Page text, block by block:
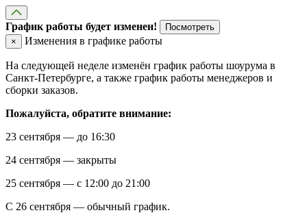
График работы будет изменен!
Посмотреть
×
Изменения в графике работы
На следующей неделе изменён график работы шоурума в
Санкт-Петербурге, а также график работы менеджеров и
сборки заказов.
Пожалуйста, обратите внимание:
23 сентября — до 16:30
24 сентября — закрыты
25 сентября — с 12:00 до 21:00
С 26 сентября — обычный график.